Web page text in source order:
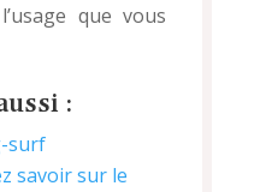
que vous
:
surf
savoir sur le